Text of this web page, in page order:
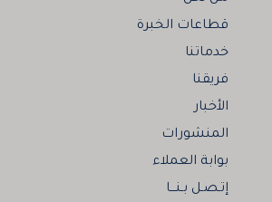
قطاعات الخبرة
خدماتنا
فريقنا
الأخبار
المنشورات
بوابة العملاء
إتـصـل بـنـــا